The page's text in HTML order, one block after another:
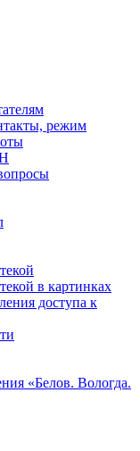
режим
в картинках
доступа к
«Белов. Вологда.